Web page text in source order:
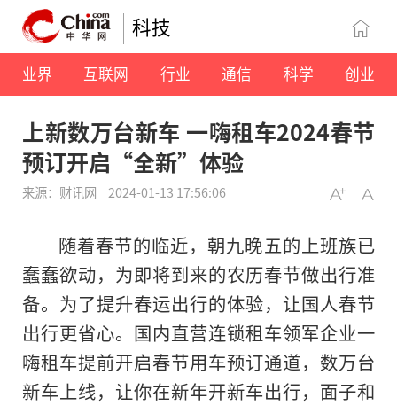
科技
业界 互联网 行业 通信 科学 创业
上新数万台新车 一嗨租车2024春节
预订开启“全新”体验
来源：财讯网 2024-01-13 17:56:06
随着春节的临近，朝九晚五的上班族已
蠢蠢欲动，为即将到来的农历春节做出行准
备。为了提升春运出行的体验，让国人春节
出行更省心。国内直营连锁租车领军企业一
嗨租车提前开启春节用车预订通道，数万台
新车上线，让你在新年开新车出行，面子和